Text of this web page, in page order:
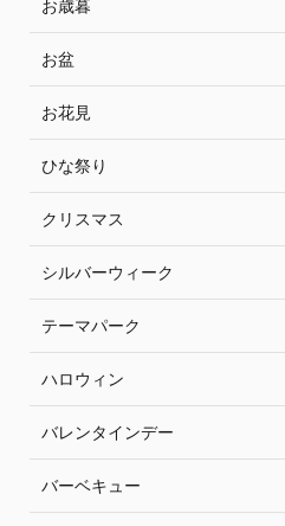
お歳暮
お盆
お花見
ひな祭り
クリスマス
シルバーウィーク
テーマパーク
ハロウィン
バレンタインデー
バーベキュー